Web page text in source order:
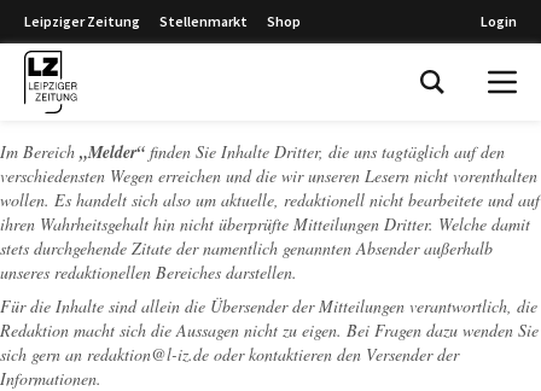
Leipziger Zeitung Stellenmarkt Shop Login
Im Bereich „Melder“ finden Sie Inhalte Dritter, die uns tagtäglich auf den
verschiedensten Wegen erreichen und die wir unseren Lesern nicht vorenthalten
wollen. Es handelt sich also um aktuelle, redaktionell nicht bearbeitete und auf
ihren Wahrheitsgehalt hin nicht überprüfte Mitteilungen Dritter. Welche damit
stets durchgehende Zitate der namentlich genannten Absender außerhalb
unseres redaktionellen Bereiches darstellen.
Für die Inhalte sind allein die Übersender der Mitteilungen verantwortlich, die
Redaktion macht sich die Aussagen nicht zu eigen. Bei Fragen dazu wenden Sie
sich gern an redaktion@l-iz.de oder kontaktieren den Versender der
Informationen.